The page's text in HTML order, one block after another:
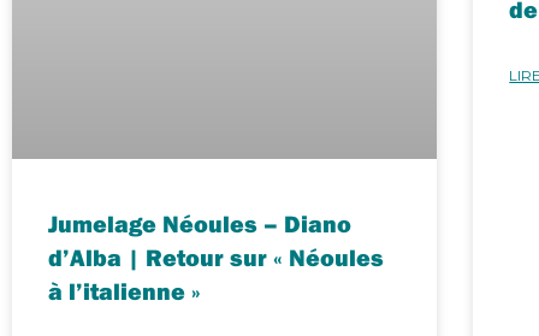
Jumelage Néoules – Diano
d’Alba | Retour sur « Néoules
à l’italienne »